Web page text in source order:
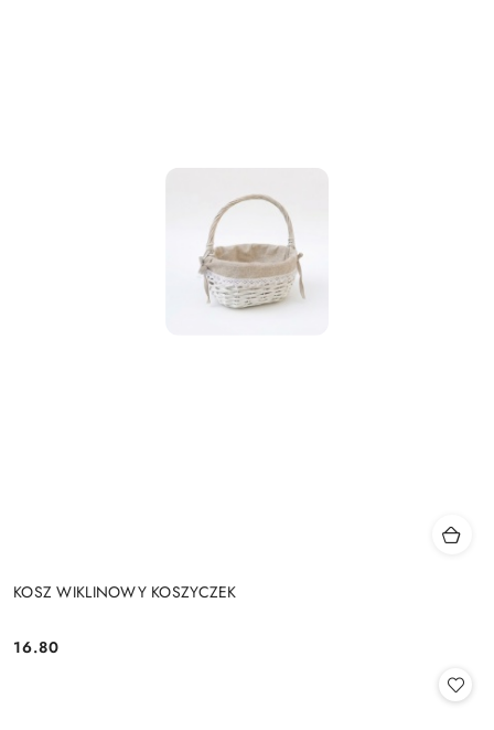
KOSZ WIKLINOWY KOSZYCZEK
Cena:
16.80